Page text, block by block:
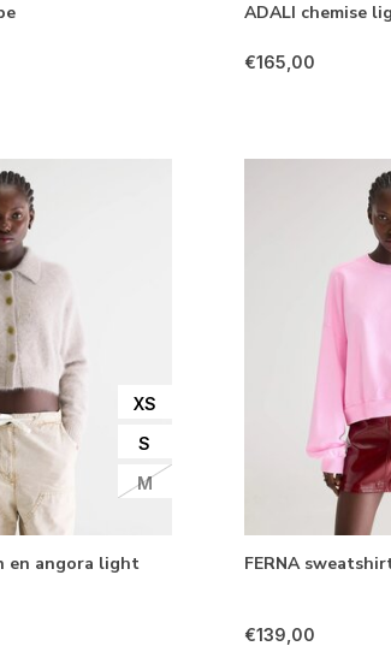
ADALI chemise
€165,00
XS
S
M
en angora light
FERNA
€139,00